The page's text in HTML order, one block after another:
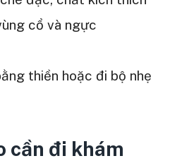
cổ và ngực
thiền hoặc đi bộ nhẹ
cần đi khám